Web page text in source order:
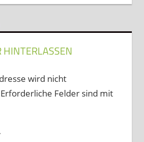
wird nicht
Erforderliche Felder sind mit